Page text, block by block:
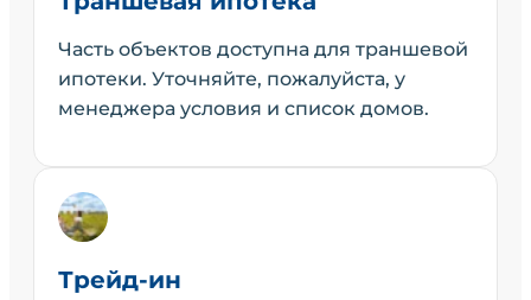
Часть объектов доступна для траншевой
ипотеки. Уточняйте, пожалуйста, у
менеджера условия и список домов.
Трейд-ин